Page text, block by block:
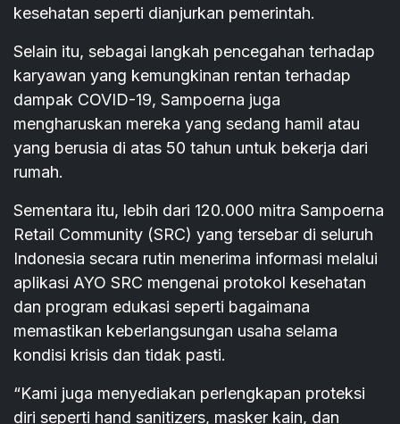
kesehatan seperti dianjurkan pemerintah.
Selain itu, sebagai langkah pencegahan terhadap
karyawan yang kemungkinan rentan terhadap
dampak COVID-19, Sampoerna juga
mengharuskan mereka yang sedang hamil atau
yang berusia di atas 50 tahun untuk bekerja dari
rumah.
Sementara itu, lebih dari 120.000 mitra Sampoerna
Retail Community (SRC) yang tersebar di seluruh
Indonesia secara rutin menerima informasi melalui
aplikasi AYO SRC mengenai protokol kesehatan
dan program edukasi seperti bagaimana
memastikan keberlangsungan usaha selama
kondisi krisis dan tidak pasti.
“Kami juga menyediakan perlengkapan proteksi
diri seperti hand sanitizers, masker kain, dan